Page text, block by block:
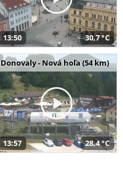
13:50 30,7 °C
Donovaly - Nová hoľa (54 km)
13:57 28,4 °C